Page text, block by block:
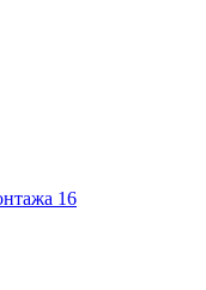
16